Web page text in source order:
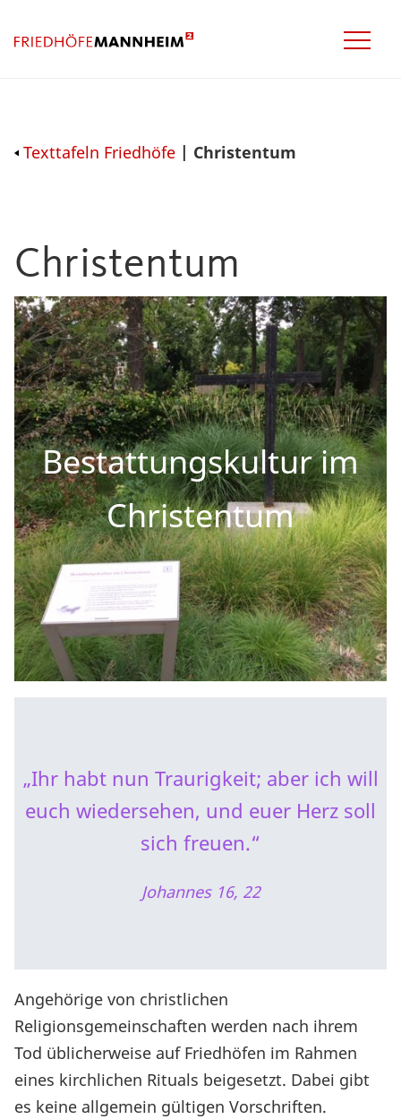
Texttafeln Friedhöfe | Christentum
Christentum
Bestattungskultur im
Christentum
„Ihr habt nun Traurigkeit; aber ich will
euch wiedersehen, und euer Herz soll
sich freuen.“
Johannes 16, 22
Angehörige von christlichen
Religionsgemeinschaften werden nach ihrem
Tod üblicherweise auf Friedhöfen im Rahmen
eines kirchlichen Rituals beigesetzt. Dabei gibt
es keine allgemein gültigen Vorschriften.